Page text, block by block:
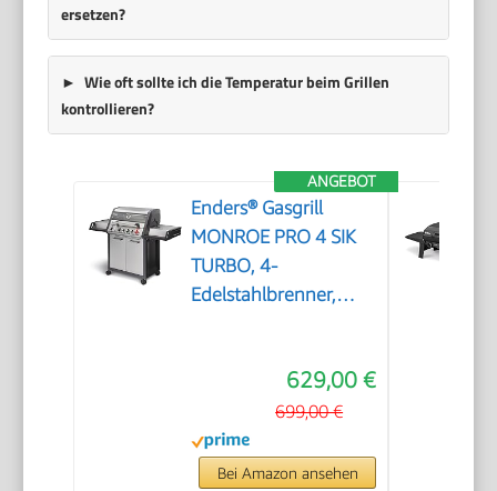
ersetzen?
Wie oft sollte ich die Temperatur beim Grillen
kontrollieren?
ANGEBOT
Enders® Gasgrill
MONROE PRO 4 SIK
TURBO, 4-
Edelstahlbrenner,
Sichtfenster, HEAT
RANGE™, SWITCH
GRID™, 800 °C TURBO
ZONE™, SIMPLE
629,00 €
699,00 €
Bei Amazon ansehen